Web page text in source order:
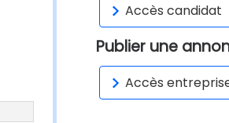
Accès candidat
Publier une
Accès